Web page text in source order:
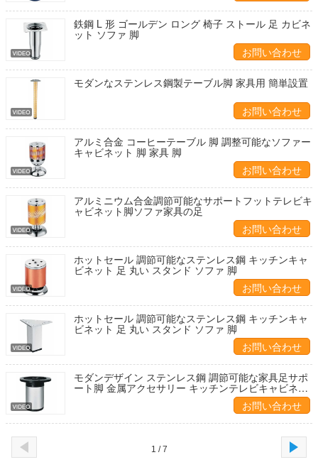
鉄鋼 L 形 ゴールデン ロング 椅子 ストール 足 カビネ
ット ソファ 脚
お問い合わせ
モダンなステンレス鋼製テーブル脚 家具用 簡単設置
お問い合わせ
アルミ合金 コーヒーテーブル 脚 調整可能なソファー
キャビネット 脚 家具 脚
お問い合わせ
アルミニウム合金調節可能なサポートフットテレビキ
ャビネット脚ソファ家具の足
お問い合わせ
ホットセール 調節可能なステンレス鋼 キッチンキャ
ビネット 足 丸い スタンド ソファ 脚
お問い合わせ
ホットセール 調節可能なステンレス鋼 キッチンキャ
ビネット 足 丸い スタンド ソファ 脚
お問い合わせ
モダンデザイン ステンレス鋼 調節可能な家具足サポ
ート脚 金属アクセサリー キッチンテレビキャビネッ
お問い合わせ
1 / 7